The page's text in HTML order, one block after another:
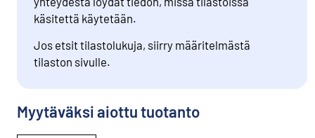
käsitettä käytetään.
Jos etsit tilastolukuja, siirry määritelmästä
tilaston sivulle.
Myytäväksi aiottu tuotanto